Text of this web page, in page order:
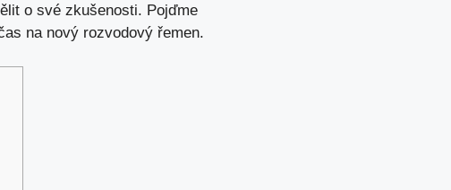
o své zkušenosti. Pojďme
na nový rozvodový řemen.